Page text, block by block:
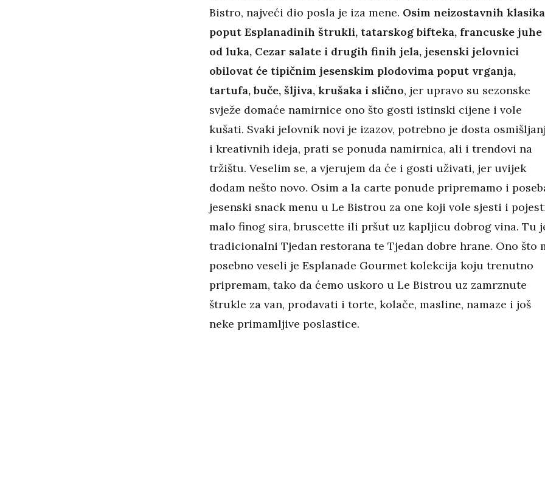
Bistro, najveći dio posla je iza mene. Osim neizostavnih klasika
poput Esplanadinih štrukli, tatarskog bifteka, francuske juhe
od luka, Cezar salate i drugih finih jela, jesenski jelovnici
obilovat će tipičnim jesenskim plodovima poput vrganja,
tartufa, buče, šljiva, krušaka i slično, jer upravo su sezonske
svježe domaće namirnice ono što gosti istinski cijene i vole
kušati. Svaki jelovnik novi je izazov, potrebno je dosta
i kreativnih ideja, prati se ponuda namirnica, ali i trendovi na
tržištu. Veselim se, a vjerujem da će i gosti uživati, jer uvijek
dodam nešto novo. Osim a la carte ponude pripremamo i
jesenski snack menu u Le Bistrou za one koji vole sjesti i
malo finog sira, bruscette ili pršut uz kapljicu dobrog vina. Tu
tradicionalni Tjedan restorana te Tjedan dobre hrane. Ono što
posebno veseli je Esplanade Gourmet kolekcija koju trenutno
pripremam, tako da ćemo uskoro u Le Bistrou uz zamrznute
štrukle za van, prodavati i torte, kolače, masline, namaze i još
neke primamljive poslastice.